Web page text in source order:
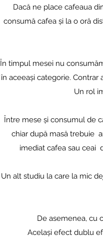
Dacă ne place cafeaua
consumă cafea și la o oră
În timpul mesei nu
în aceeași categorie.
Un rol
Între mese și consumul de
chiar după masă trebuie
imediat cafea sau ceai
Un alt studiu la care la mic
De asemenea, cu
Același efect dublu